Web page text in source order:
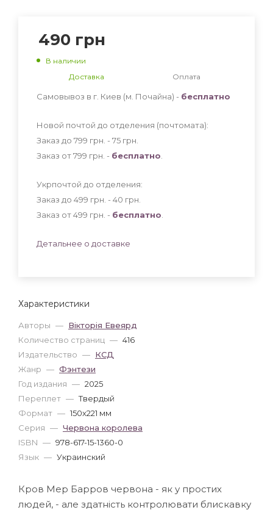
Характеристики
Авторы — Вікторія Евеярд
Количество страниц — 416
Издательство — КСД
Жанр — Фэнтези
Год издания — 2025
Переплет — Твердый
Формат — 150x221 мм
Серия — Червона королева
ISBN — 978-617-15-1360-0
Язык — Украинский
490 грн
В наличии
Доставка
Оплата
Самовывоз в г. Киев (м. Почайна) - бесплатно
Новой почтой до отделения (почтомата):
Заказ до 799 грн. - 75 грн
Заказ от 799 грн. - бесплатно
Укрпочтой до отделения:
Заказ до 499 грн. - 40 грн
Заказ от 499 грн. - бесплатно
Детальнее о доставке
Кров Мер Барров червона - як у простих
людей, - але здатність контролювати блискавку